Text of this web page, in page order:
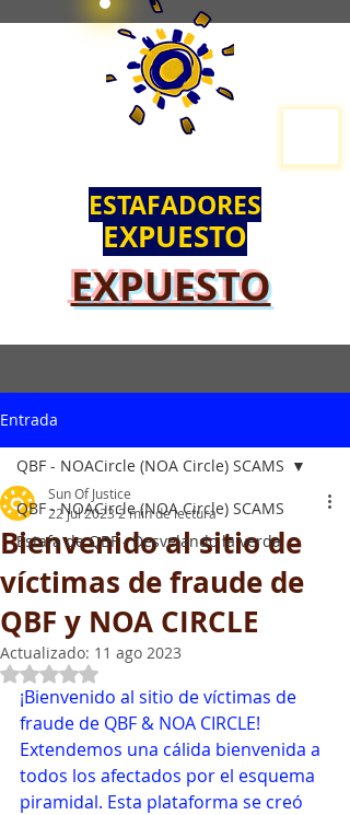
ESTAFADORES
EXPUESTO
EXPUESTO
Entrada
QBF - NOACircle (NOA Circle) SCAMS
Estafa de QBF - Desvelando la verda
QBF - NOACircle (NOA Circle) SCAMS
Bienvenido al sitio de
víctimas de fraude de
QBF y NOA CIRCLE
Sun Of Justice
22 jul 2023 2 min de lectura
Actualizado: 11 ago 2023
Obtuvo NaN de 5 estrellas.
¡Bienvenido al sitio de víctimas de
fraude de QBF & NOA CIRCLE!
Extendemos una cálida bienvenida a
todos los afectados por el esquema
piramidal. Esta plataforma se creó